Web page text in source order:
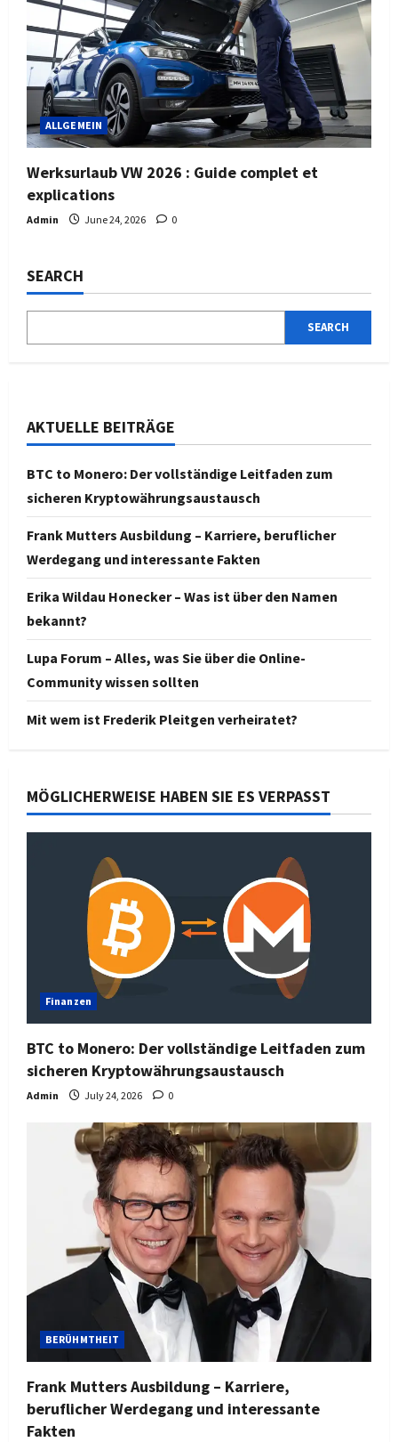
ALLGEMEIN
Werksurlaub VW 2026 : Guide complet et
explications
Admin June 24, 2026 0
SEARCH
SEARCH
AKTUELLE BEITRÄGE
BTC to Monero: Der vollständige Leitfaden zum
sicheren Kryptowährungsaustausch
Frank Mutters Ausbildung – Karriere, beruflicher
Werdegang und interessante Fakten
Erika Wildau Honecker – Was ist über den Namen
bekannt?
Lupa Forum – Alles, was Sie über die Online-
Community wissen sollten
Mit wem ist Frederik Pleitgen verheiratet?
MÖGLICHERWEISE HABEN SIE ES VERPASST
Finanzen
BTC to Monero: Der vollständige Leitfaden zum
sicheren Kryptowährungsaustausch
Admin July 24, 2026 0
BERÜHMTHEIT
Frank Mutters Ausbildung – Karriere,
beruflicher Werdegang und interessante
Fakten